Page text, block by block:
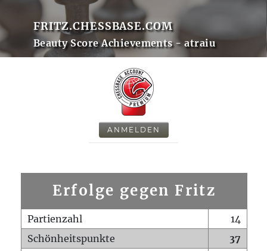
FRITZ.CHESSBASE.COM
Beauty Score Achievements - atraiu
ANMELDEN
Erfolge gegen Fritz
Partienzahl
14
Schönheitspunkte
37